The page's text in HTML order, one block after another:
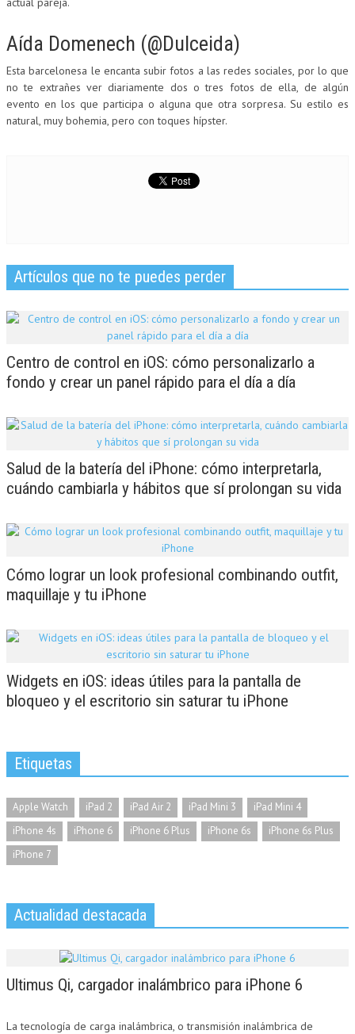
Aída Domenech (@Dulceida)
Esta barcelonesa le encanta subir fotos a las redes sociales, por lo que
no te extrañes ver diariamente dos o tres fotos de ella, de algún
evento en los que participa o alguna que otra sorpresa. Su estilo es
natural, muy bohemia, pero con toques hípster.
Artículos que no te puedes perder
Centro de control en iOS: cómo personalizarlo a
fondo y crear un panel rápido para el día a día
Salud de la batería del iPhone: cómo interpretarla,
cuándo cambiarla y hábitos que sí prolongan su vida
Cómo lograr un look profesional combinando outfit,
maquillaje y tu iPhone
Widgets en iOS: ideas útiles para la pantalla de
bloqueo y el escritorio sin saturar tu iPhone
Etiquetas
Apple Watch iPad 2 iPad Air 2 iPad Mini 3
iPad Mini 4
iPhone 4s
iPhone 6 iPhone 6 Plus iPhone 6s
iPhone 6s Plus
iPhone 7
Actualidad destacada
Ultimus Qi, cargador inalámbrico para iPhone 6
La tecnología de carga inalámbrica, o transmisión inalámbrica de